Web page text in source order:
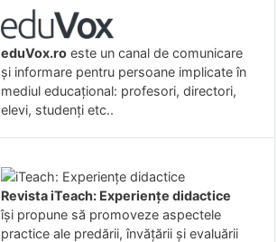
eduVox.ro este un canal de comunicare
și informare pentru persoane implicate în
mediul educațional: profesori, directori,
elevi, studenți etc..
Revista iTeach: Experienţe didactice
îşi propune să promoveze aspectele
practice ale predării, învăţării şi evaluării